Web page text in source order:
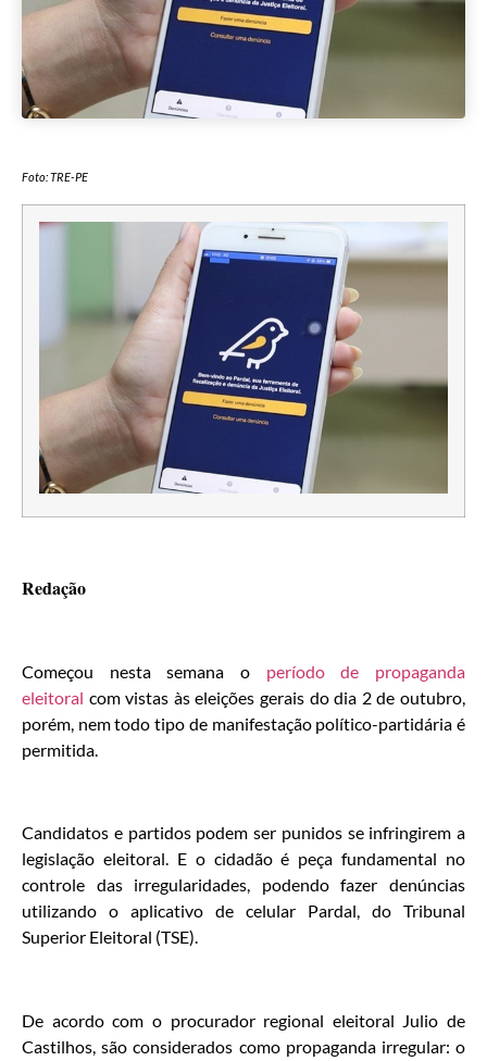
Foto: TRE-PE
Redação
Começou nesta semana o período de propaganda
eleitoral com vistas às eleições gerais do dia 2 de outubro,
porém, nem todo tipo de manifestação político-partidária é
permitida.
Candidatos e partidos podem ser punidos se infringirem a
legislação eleitoral. E o cidadão é peça fundamental no
controle das irregularidades, podendo fazer denúncias
utilizando o aplicativo de celular Pardal, do Tribunal
Superior Eleitoral (TSE).
De acordo com o procurador regional eleitoral Julio de
Castilhos, são considerados como propaganda irregular: o